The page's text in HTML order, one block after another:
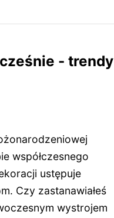
- trendy
współczesnego
ustępuje
Czy zastanawiałeś
wystrojem